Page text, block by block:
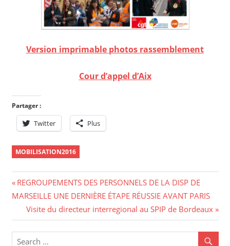
Version imprimable photos rassemblement
Cour d’appel d’Aix
Partager :
Twitter Plus
MOBILISATION2016
Navigation
de
l’article
Previous
Post:
REGROUPEMENTS DES PERSONNELS DE LA DISP DE
MARSEILLE UNE DERNIÈRE ÉTAPE RÉUSSIE AVANT PARIS
Next
Post:
Visite du directeur interregional au SPIP de Bordeaux